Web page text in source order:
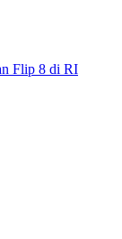
Flip 8 di RI